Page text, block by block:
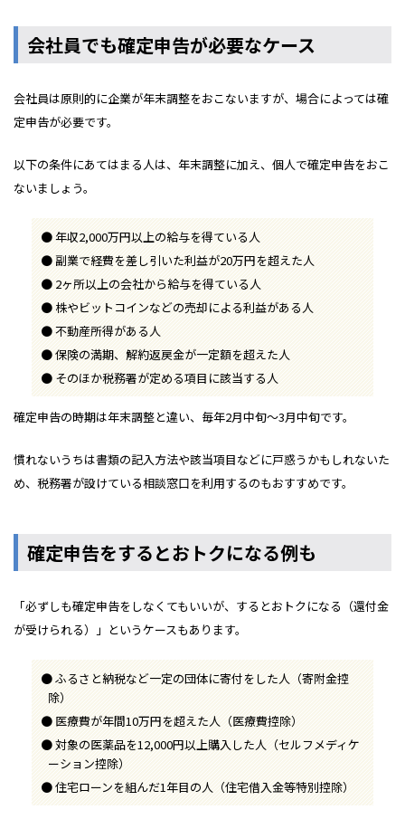
会社員でも確定申告が必要なケース
会社員は原則的に企業が年末調整をおこないますが、場合によっては確
定申告が必要です。
以下の条件にあてはまる人は、年末調整に加え、個人で確定申告をおこ
ないましょう。
年収2,000万円以上の給与を得ている人
副業で経費を差し引いた利益が20万円を超えた人
2ヶ所以上の会社から給与を得ている人
株やビットコインなどの売却による利益がある人
不動産所得がある人
保険の満期、解約返戻金が一定額を超えた人
そのほか税務署が定める項目に該当する人
確定申告の時期は年末調整と違い、毎年2月中旬～3月中旬です。
慣れないうちは書類の記入方法や該当項目などに戸惑うかもしれないた
め、税務署が設けている相談窓口を利用するのもおすすめです。
確定申告をするとおトクになる例も
「必ずしも確定申告をしなくてもいいが、するとおトクになる（還付金
が受けられる）」というケースもあります。
ふるさと納税など一定の団体に寄付をした人（寄附金控
除）
医療費が年間10万円を超えた人（医療費控除）
対象の医薬品を12,000円以上購入した人（セルフメディケ
ーション控除）
住宅ローンを組んだ1年目の人（住宅借入金等特別控除）